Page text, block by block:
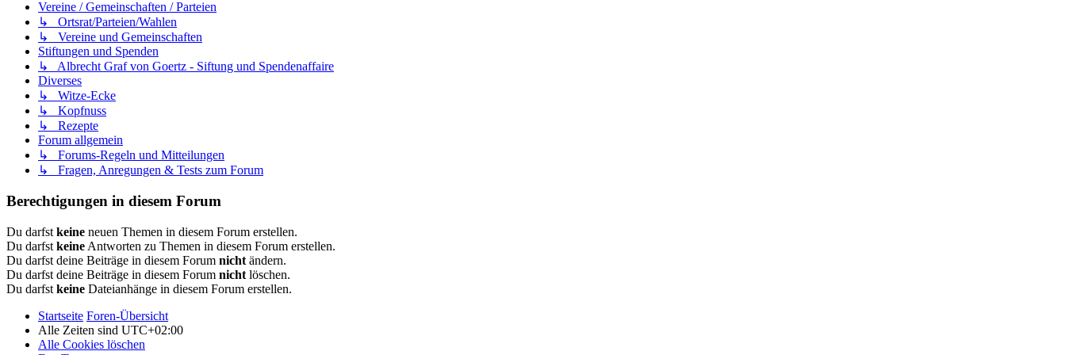
Vereine / Gemeinschaften / Parteien
↳ Ortsrat/Parteien/Wahlen
↳ Vereine und Gemeinschaften
Stiftungen und Spenden
↳ Albrecht Graf von Goertz - Siftung und Spendenaffaire
Diverses
↳ Witze-Ecke
↳ Kopfnuss
↳ Rezepte
Forum allgemein
↳ Forums-Regeln und Mitteilungen
↳ Fragen, Anregungen & Tests zum Forum
Berechtigungen in diesem Forum
Du darfst keine neuen Themen in diesem Forum erstellen.
Du darfst keine Antworten zu Themen in diesem Forum erstellen.
Du darfst deine Beiträge in diesem Forum nicht ändern.
Du darfst deine Beiträge in diesem Forum nicht löschen.
Du darfst keine Dateianhänge in diesem Forum erstellen.
Startseite Foren-Übersicht
Alle Zeiten sind UTC+02:00
Alle Cookies löschen